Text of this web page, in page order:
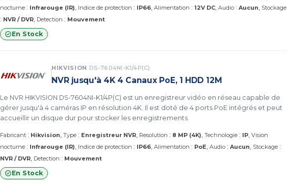
nocturne : Infrarouge (IR) Indice de protection : IP66 Alimentation : 12V DC Audio : Aucun Stockage
: NVR / DVR Detection : Mouvement
En Stock
HIKVISION DS-7604NI-K1/4P(C)
NVR jusqu'à 4K 4 Canaux PoE, 1 HDD 12M
Le NVR HIKVISION DS-7604NI-K1/4P(C) est un enregistreur vidéo en réseau capable de
gérer jusqu'à 4 caméras IP en résolution 4K. Il est doté de 4 ports PoE intégrés et peut
accueillir un disque dur pour stocker les enregistrements.
Fabricant : Hikvision Type : Enregistreur NVR Resolution : 8 MP (4K) Technologie : IP Vision
nocturne : Infrarouge (IR) Indice de protection : IP66 Alimentation : PoE Audio : Aucun Stockage :
NVR / DVR Detection : Mouvement
En Stock